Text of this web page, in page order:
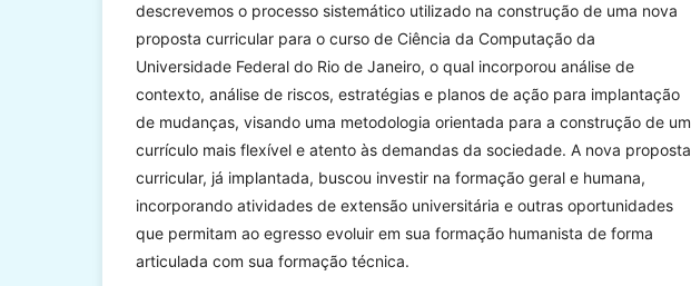
descrevemos o processo sistemático utilizado na construção de uma nova
proposta curricular para o curso de Ciência da Computação da
Universidade Federal do Rio de Janeiro, o qual incorporou análise de
contexto, análise de riscos, estratégias e planos de ação para implantação
de mudanças, visando uma metodologia orientada para a construção de um
currículo mais flexível e atento às demandas da sociedade. A nova proposta
curricular, já implantada, buscou investir na formação geral e humana,
incorporando atividades de extensão universitária e outras oportunidades
que permitam ao egresso evoluir em sua formação humanista de forma
articulada com sua formação técnica.